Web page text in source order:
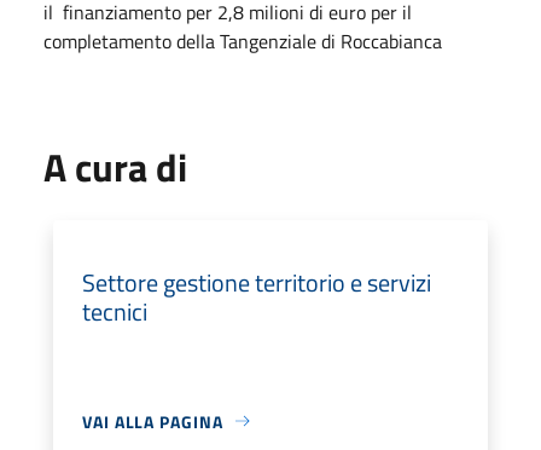
il finanziamento per 2,8 milioni di euro per il
completamento della Tangenziale di Roccabianca
A cura di
Settore gestione territorio e servizi
tecnici
VAI ALLA PAGINA